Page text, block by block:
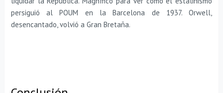
persiguió al POUM en la Barcelona de 1937. Orwell,
desencantado, volvió a Gran Bretaña.